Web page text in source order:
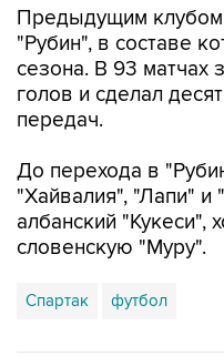
Предыдущим клубом
"Рубин", в составе
сезона. В 93 матчах
голов и сделал
передач.
До перехода в
"Хайвалия", "Лапи" и
албанский "Кукеси",
словенскую "Муру".
Спартак футбол